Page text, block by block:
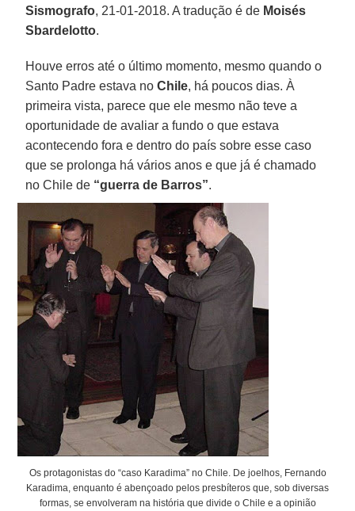
Sismografo, 21-01-2018. A tradução é de Moisés
Sbardelotto.
Houve erros até o último momento, mesmo quando o
Santo Padre estava noChile, há poucos dias. À
primeira vista, parece que ele mesmo não teve a
oportunidade de avaliar a fundo o que estava
acontecendo fora e dentro do país sobre esse caso
que se prolonga há vários anos e que já é chamado
no Chile de “guerra de Barros”.
Os protagonistas do “caso Karadima” no Chile. De joelhos, Fernando
Karadima, enquanto é abençoado pelos presbíteros que, sob diversas
formas, se envolveram na história que divide o Chile e a opinião